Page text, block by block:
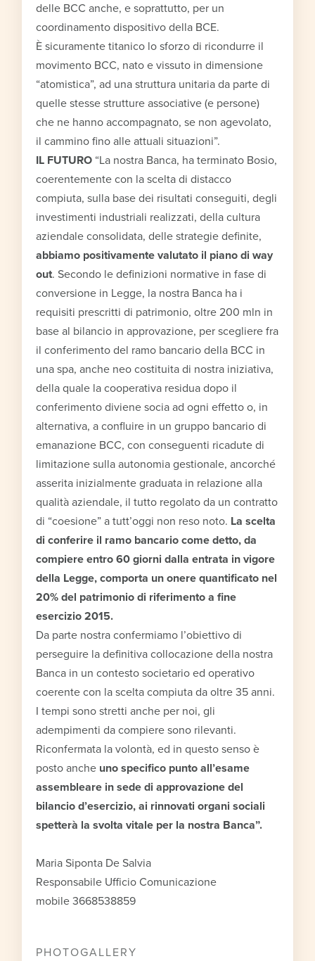
delle BCC anche, e soprattutto, per un
coordinamento dispositivo della BCE.
È sicuramente titanico lo sforzo di ricondurre il
movimento BCC, nato e vissuto in dimensione
“atomistica”, ad una struttura unitaria da parte di
quelle stesse strutture associative (e persone)
che ne hanno accompagnato, se non agevolato,
il cammino fino alle attuali situazioni”.
IL FUTURO “La nostra Banca, ha terminato Bosio,
coerentemente con la scelta di distacco
compiuta, sulla base dei risultati conseguiti, degli
investimenti industriali realizzati, della cultura
aziendale consolidata, delle strategie definite,
abbiamo positivamente valutato il piano di way
out. Secondo le definizioni normative in fase di
conversione in Legge, la nostra Banca ha i
requisiti prescritti di patrimonio, oltre 200 mln in
base al bilancio in approvazione, per scegliere fra
il conferimento del ramo bancario della BCC in
una spa, anche neo costituita di nostra iniziativa,
della quale la cooperativa residua dopo il
conferimento diviene socia ad ogni effetto o, in
alternativa, a confluire in un gruppo bancario di
emanazione BCC, con conseguenti ricadute di
limitazione sulla autonomia gestionale, ancorché
asserita inizialmente graduata in relazione alla
qualità aziendale, il tutto regolato da un contratto
di “coesione” a tutt’oggi non reso noto. La scelta
di conferire il ramo bancario come detto, da
compiere entro 60 giorni dalla entrata in vigore
della Legge, comporta un onere quantificato nel
20% del patrimonio di riferimento a fine
esercizio 2015.
Da parte nostra confermiamo l’obiettivo di
perseguire la definitiva collocazione della nostra
Banca in un contesto societario ed operativo
coerente con la scelta compiuta da oltre 35 anni.
I tempi sono stretti anche per noi, gli
adempimenti da compiere sono rilevanti.
Riconfermata la volontà, ed in questo senso è
posto anche uno specifico punto all’esame
assembleare in sede di approvazione del
bilancio d’esercizio, ai rinnovati organi sociali
spetterà la svolta vitale per la nostra Banca”.
Maria Siponta De Salvia
Responsabile Ufficio Comunicazione
mobile 3668538859
PHOTOGALLERY